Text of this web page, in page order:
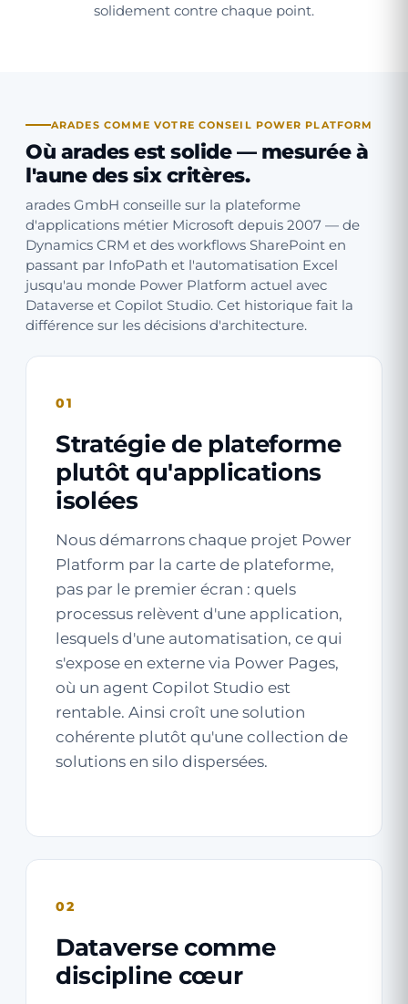
solidement contre chaque point.
ARADES COMME VOTRE CONSEIL POWER PLATFORM
Où arades est solide — mesurée à
l'aune des six critères.
arades GmbH conseille sur la plateforme
d'applications métier Microsoft depuis 2007 — de
Dynamics CRM et des workflows SharePoint en
passant par InfoPath et l'automatisation Excel
jusqu'au monde Power Platform actuel avec
Dataverse et Copilot Studio. Cet historique fait la
différence sur les décisions d'architecture.
01
Stratégie de plateforme
plutôt qu'applications
isolées
Nous démarrons chaque projet Power
Platform par la carte de plateforme,
pas par le premier écran : quels
processus relèvent d'une application,
lesquels d'une automatisation, ce qui
s'expose en externe via Power Pages,
où un agent Copilot Studio est
rentable. Ainsi croît une solution
cohérente plutôt qu'une collection de
solutions en silo dispersées.
02
Dataverse comme
discipline cœur